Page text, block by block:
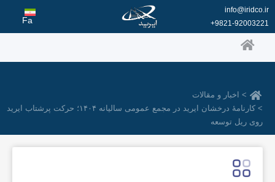
پرش
محتوا
info@iridco.ir
9821-92003221+
Fa
> اخبار و مقالات
> کارنامهٔ درخشان ایرید در مجمع عمومی سالیانه ۱۴۰۴؛ حرکت پرشتاب ایرید
روی ریل توسعه